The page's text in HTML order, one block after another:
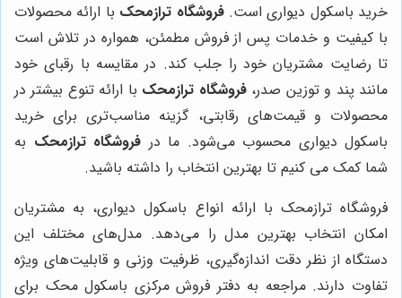
خرید باسکول دیواری است.فروشگاه ترازمحک با ارائه محصولات
با کیفیت و خدمات پس از فروش مطمئن، همواره در تلاش است
تا رضایت مشتریان خود را جلب کند. در مقایسه با رقبای خود
مانند پند و توزین صدر،فروشگاه ترازمحک با ارائه تنوع بیشتر در
محصولات و قیمت‌های رقابتی، گزینه مناسب‌تری برای خرید
باسکول دیواری محسوب می‌شود. ما در فروشگاه ترازمحک به
شما کمک می کنیم تا بهترین انتخاب را داشته باشید.
فروشگاه ترازمحک با ارائه انواع باسکول دیواری، به مشتریان
امکان انتخاب بهترین مدل را می‌دهد. مدل‌های مختلف این
دستگاه از نظر دقت اندازه‌گیری، ظرفیت وزنی و قابلیت‌های ویژه
تفاوت دارند. مراجعه به دفتر فروش مرکزی باسکول محک برای